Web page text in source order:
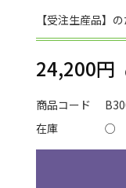
【受注生産品】
24,200円
商品コード
在庫
○